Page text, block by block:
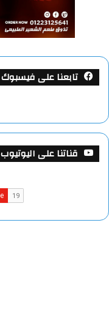
تابعنا على فيسبوك
قناتنا على اليوتيوب